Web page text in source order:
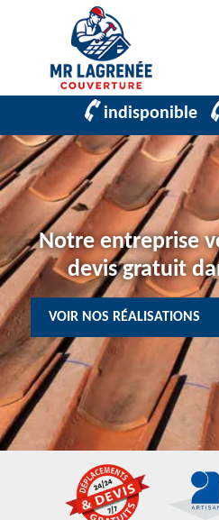
indisponible
Notre entreprise
devis gratuit
VOIR NOS RÉALISATIONS